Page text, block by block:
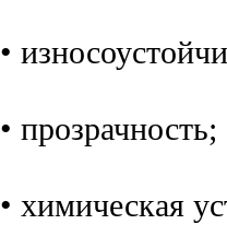
•
• прозрачность;
• химическая